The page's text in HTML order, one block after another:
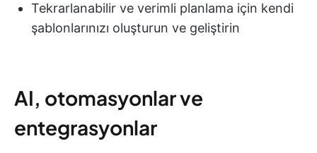
Tekrarlanabilir ve verimli planlama için kendi
şablonlarınızı oluşturun ve geliştirin
AI, otomasyonlar ve
entegrasyonlar